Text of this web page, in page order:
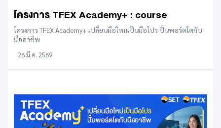
โครงการ TFEX Academy+ : course
โครงการ TFEX Academy+ เปลี่ยนมือใหม่เป็นมือโปร ปั้นพอร์ตโตกับ
มืออาชีพ
26 มี.ค. 2569